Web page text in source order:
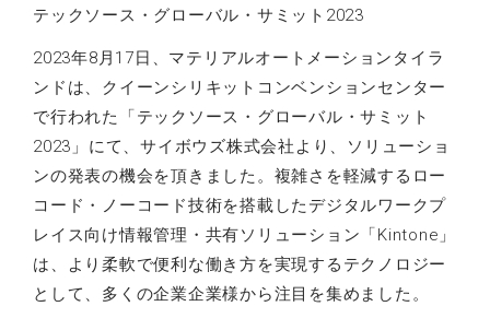
テックソース・グローバル・サミット2023
2023年8月17日、マテリアルオートメーションタイラ
ンドは、クイーンシリキットコンベンションセンター
で行われた「テックソース・グローバル・サミット
2023」にて、サイボウズ株式会社より、ソリューショ
ンの発表の機会を頂きました。複雑さを軽減するロー
コード・ノーコード技術を搭載したデジタルワークプ
レイス向け情報管理・共有ソリューション「Kintone」
は、より柔軟で便利な働き方を実現するテクノロジー
として、多くの企業企業様から注目を集めました。